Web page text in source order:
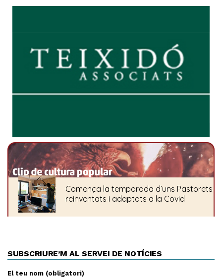
SUBSCRIURE’M AL SERVEI DE NOTÍCIES
El teu nom (obligatori)